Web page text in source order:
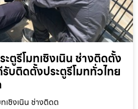
ะตูรีโมทเชิงเนิน ช่างติดตั้ง
บติดตั้งประตูรีโมททั่วไทย
เชิงเนิน ช่างติดต